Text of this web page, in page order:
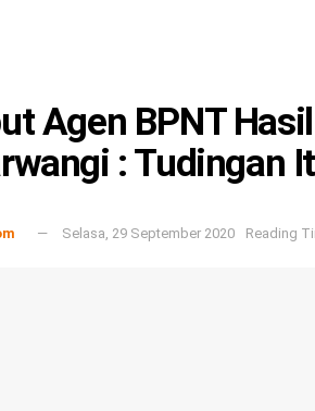
Agen BPNT
: Tudingan
Selasa, 29 September 2020 Reading